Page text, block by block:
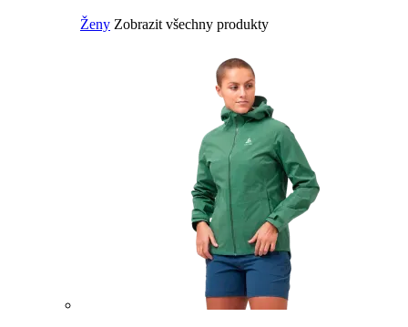
Ženy Zobrazit všechny produkty